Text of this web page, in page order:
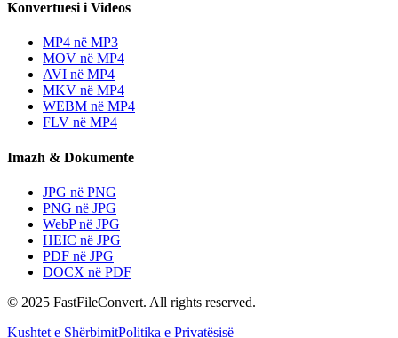
Konvertuesi i Videos
MP4 në MP3
MOV në MP4
AVI në MP4
MKV në MP4
WEBM në MP4
FLV në MP4
Imazh & Dokumente
JPG në PNG
PNG në JPG
WebP në JPG
HEIC në JPG
PDF në JPG
DOCX në PDF
© 2025 FastFileConvert. All rights reserved.
Kushtet e ShërbimitPolitika e Privatësisë